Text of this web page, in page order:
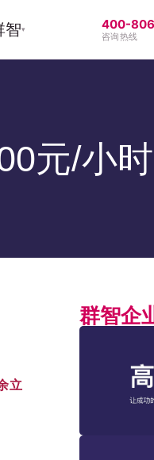
智▾ 400-
咨询热线
元/小时
立
群智企